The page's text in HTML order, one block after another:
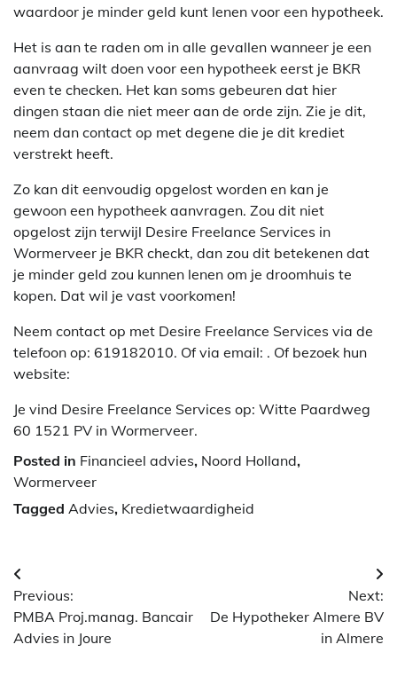
waardoor je minder geld kunt lenen voor een hypotheek.
Het is aan te raden om in alle gevallen wanneer je een
aanvraag wilt doen voor een hypotheek eerst je BKR
even te checken. Het kan soms gebeuren dat hier
dingen staan die niet meer aan de orde zijn. Zie je dit,
neem dan contact op met degene die je dit krediet
verstrekt heeft.
Zo kan dit eenvoudig opgelost worden en kan je
gewoon een hypotheek aanvragen. Zou dit niet
opgelost zijn terwijl Desire Freelance Services in
Wormerveer je BKR checkt, dan zou dit betekenen dat
je minder geld zou kunnen lenen om je droomhuis te
kopen. Dat wil je vast voorkomen!
Neem contact op met Desire Freelance Services via de
telefoon op: 619182010. Of via email: . Of bezoek hun
website:
Je vind Desire Freelance Services op: Witte Paardweg
60 1521 PV in Wormerveer.
Posted in Financieel advies, Noord Holland,
Wormerveer
Tagged Advies, Kredietwaardigheid
Berichtnavigatie
Previous:
PMBA Proj.manag. Bancair
Advies in Joure
Next:
De Hypotheker Almere BV
in Almere